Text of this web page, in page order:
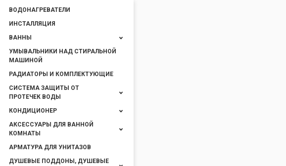
ВОДОНАГРЕВАТЕЛИ
ИНСТАЛЛЯЦИЯ
ВАННЫ
УМЫВАЛЬНИКИ НАД СТИРАЛЬНОЙ
МАШИНОЙ
РАДИАТОРЫ И КОМПЛЕКТУЮЩИЕ
СИСТЕМА ЗАЩИТЫ ОТ
ПРОТЕЧЕК ВОДЫ
КОНДИЦИОНЕР
АКСЕССУАРЫ ДЛЯ ВАННОЙ
КОМНАТЫ
АРМАТУРА ДЛЯ УНИТАЗОВ
ДУШЕВЫЕ ПОДДОНЫ, ДУШЕВЫЕ